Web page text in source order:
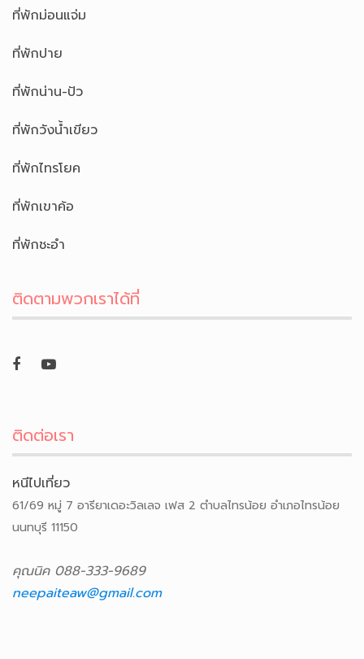
ที่พักม่อนแจ่ม
ที่พักปาย
ที่พักน่าน-ปัว
ที่พักวังน้ำเขียว
ที่พักไทรโยค
ที่พักเขาค้อ
ที่พักชะอำ
ติดตามพวกเราได้ที่
ติดต่อเรา
หนีไปเที่ยว
61/69 หมู่ 7 อารียาเดอะวิลเลจ เฟส 2 ตำบลไทรน้อย อำเภอไทรน้อย
นนทบุรี 11150
คุณนิค 088-333-9689
neepaiteaw@gmail.com